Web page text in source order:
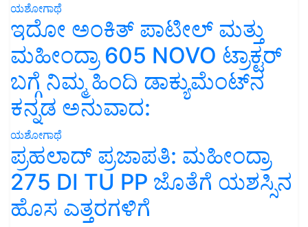
ಯಶೋಗಾಥೆ
ಇದೋ ಅಂಕಿತ್ ಪಾಟೀಲ್ ಮತ್ತು
ಮಹೀಂದ್ರಾ 605 NOVO ಟ್ರಾಕ್ಟರ್
ಬಗ್ಗೆ ನಿಮ್ಮ ಹಿಂದಿ ಡಾಕ್ಯುಮೆಂಟ್‌ನ
ಕನ್ನಡ ಅನುವಾದ:
ಯಶೋಗಾಥೆ
ಪ್ರಹಲಾದ್ ಪ್ರಜಾಪತಿ: ಮಹೀಂದ್ರಾ
275 DI TU PP ಜೊತೆಗೆ ಯಶಸ್ಸಿನ
ಹೊಸ ಎತ್ತರಗಳಿಗೆ